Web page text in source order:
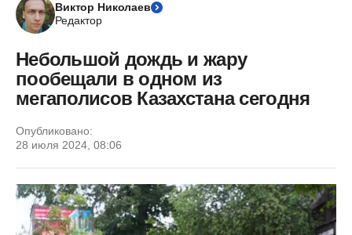
Виктор Николаев
Редактор
Небольшой дождь и жару
пообещали в одном из
мегаполисов Казахстана сегодня
Опубликовано:
28 июля 2024, 08:06